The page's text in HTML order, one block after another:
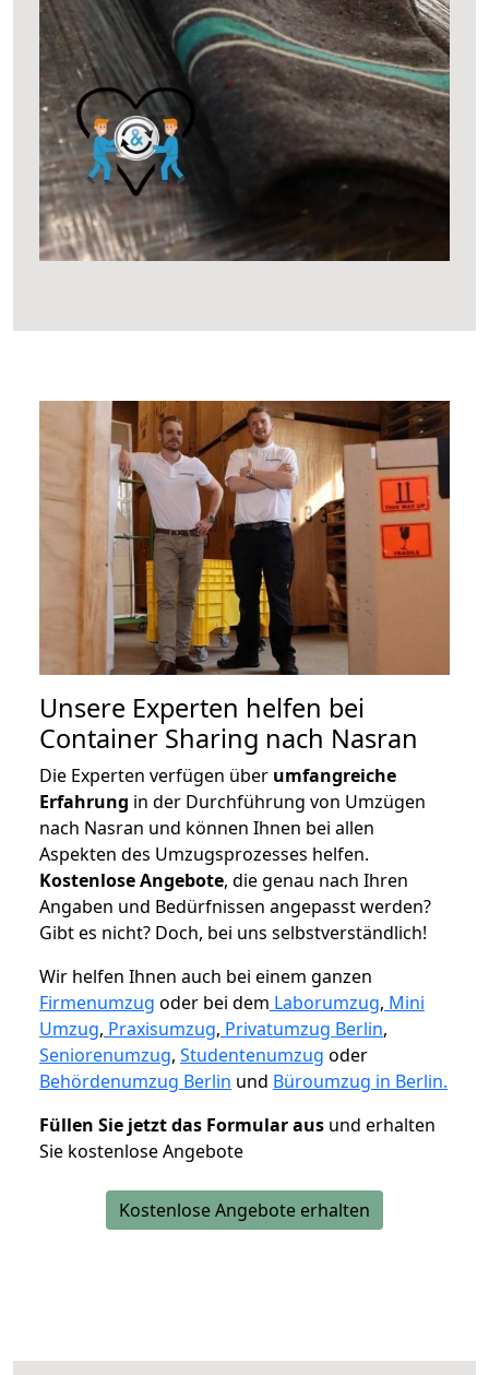
Unsere Experten helfen bei
Container Sharing nach Nasran
Die Experten verfügen über umfangreiche
Erfahrung in der Durchführung von Umzügen
nach Nasran und können Ihnen bei allen
Aspekten des Umzugsprozesses helfen.
Kostenlose Angebote, die genau nach Ihren
Angaben und Bedürfnissen angepasst werden?
Gibt es nicht? Doch, bei uns selbstverständlich!
Wir helfen Ihnen auch bei einem ganzen
Firmenumzug oder bei dem Laborumzug, Mini
Umzug, Praxisumzug, Privatumzug Berlin,
Seniorenumzug, Studentenumzug oder
Behördenumzug Berlin und Büroumzug in Berlin.
Füllen Sie jetzt das Formular aus und erhalten
Sie kostenlose Angebote
Kostenlose Angebote erhalten